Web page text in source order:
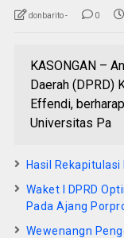
donbarito - 0
KASONGAN –
Daerah (DPRD)
Effendi,
Universitas Pa
Hasil Rekapitulasi
Waket I DPRD
Pada Ajang
Wewenangn